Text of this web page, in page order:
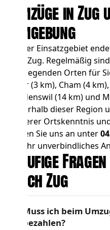
Umzüge in
Umgebung
Unser Einsatzgebiet
von Zug. Regelmäßig
umliegenden Orten für
Baar(3 km), Cham (4 km),
Wädenswil (14 km) und
innerhalb dieser
unserer Ortskenntnis
Rufen Sie uns an unter
Sie Ihr unverbindliches
Häufige
nach Zug
Muss ich beim
bezahlen?